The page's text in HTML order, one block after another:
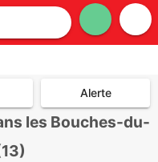
Alerte
les Bouches-du-